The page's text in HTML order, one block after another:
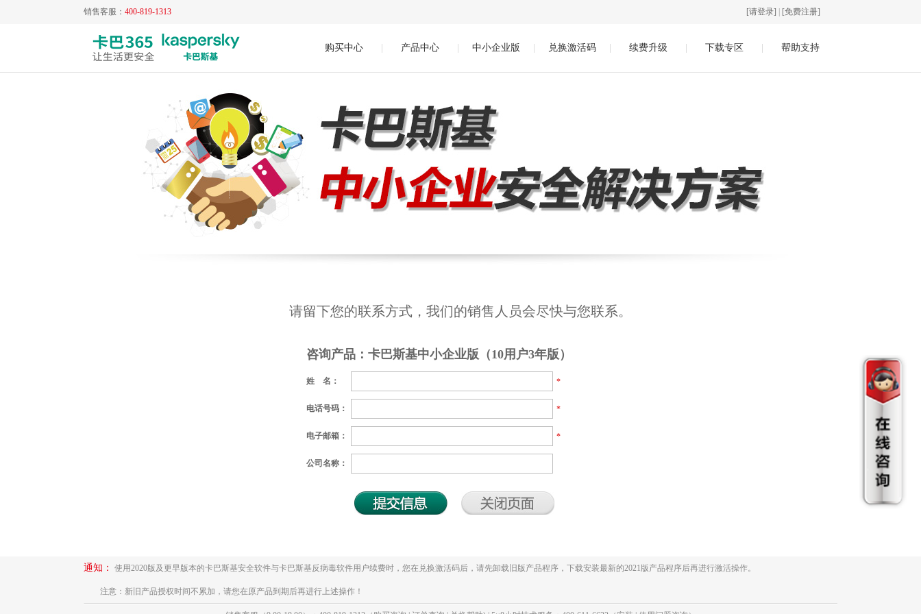
销售客服： 400-819-1313 [请登录] [免费注册]
购买中心 产品中心 中小企业版 兑换激活码 续费升级 下载专区 帮助支持
请留下您的联系方式，我们的销售人员会尽快与您联系。
咨询产品：卡巴斯基中小企业版（10用户3年版）
姓 名： *
电话号码： *
电子邮箱： *
公司名称：
通知： 使用2020版及更早版本的卡巴斯基安全软件与卡巴斯基反病毒软件用户续费时，您在兑换激活码后，请先卸载旧版产品程序，下载安装最新的2021版产品程序后再进行激活操作。
注意：新旧产品授权时间不累加，请您在原产品到期后再进行上述操作！